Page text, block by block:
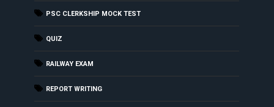
PSC CLERKSHIP MOCK TEST
QUIZ
RAILWAY EXAM
REPORT WRITING